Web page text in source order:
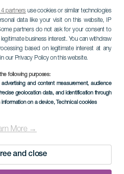
partners use cookies or similar technologies
data like your visit on this website, IP
partners do not ask for your consent to
business interest. You can withdraw
based on legitimate interest at any
our Privacy Policy on this website.
following purposes:
and content measurement, audience
geolocation data, and identification through
on a device, Technical cookies
More →
and close